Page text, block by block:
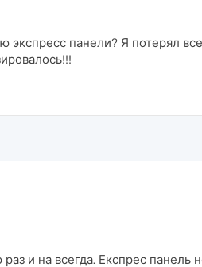
панели? Я потерял
и на всегда. Експрес